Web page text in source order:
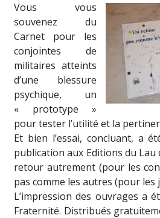
Vous vous
souvenez du
Carnet pour les
conjointes de
militaires atteints
d’une blessure
psychique, un
« prototype »
pour tester l’utilité et la
Et bien l’essai, concluant, a
publication aux Editions du Lau
retour autrement (pour les
pas comme les autres (pour les
L’impression des ouvrages a
Fraternité. Distribués